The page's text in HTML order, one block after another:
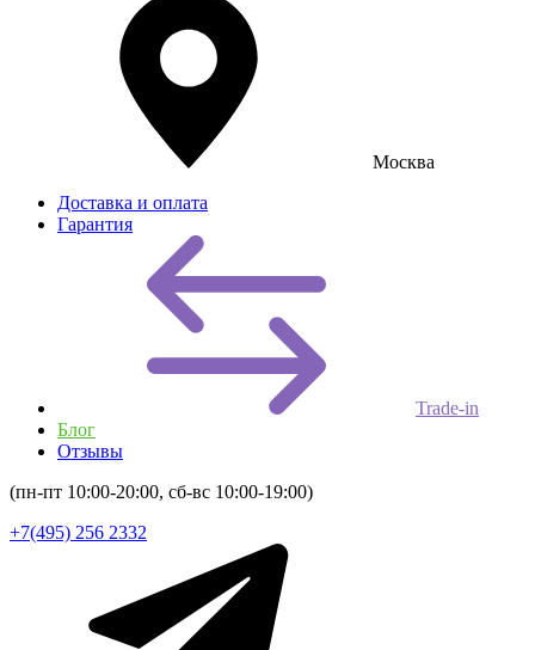
Москва
Доставка и оплата
Гарантия
Trade-in
Блог
Отзывы
(пн-пт 10:00-20:00, сб-вс 10:00-19:00)
+7(495) 256 2332